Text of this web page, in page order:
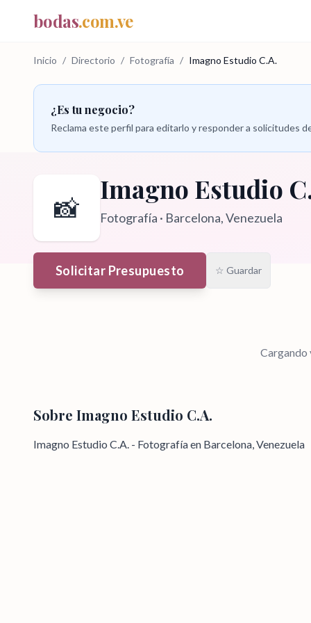
bodas.com.ve
Inicio / Directorio / Fotografía / Imagno Estudio C.A.
¿Es tu negocio?
Reclama este perfil para editarlo y responder a solicitudes
📸
Imagno Estudio
Fotografía · Barcelona, Venezuela
Solicitar Presupuesto ☆ Guardar
Cargando
Sobre Imagno Estudio C.A.
Imagno Estudio C.A. - Fotografía en Barcelona, Venezuela